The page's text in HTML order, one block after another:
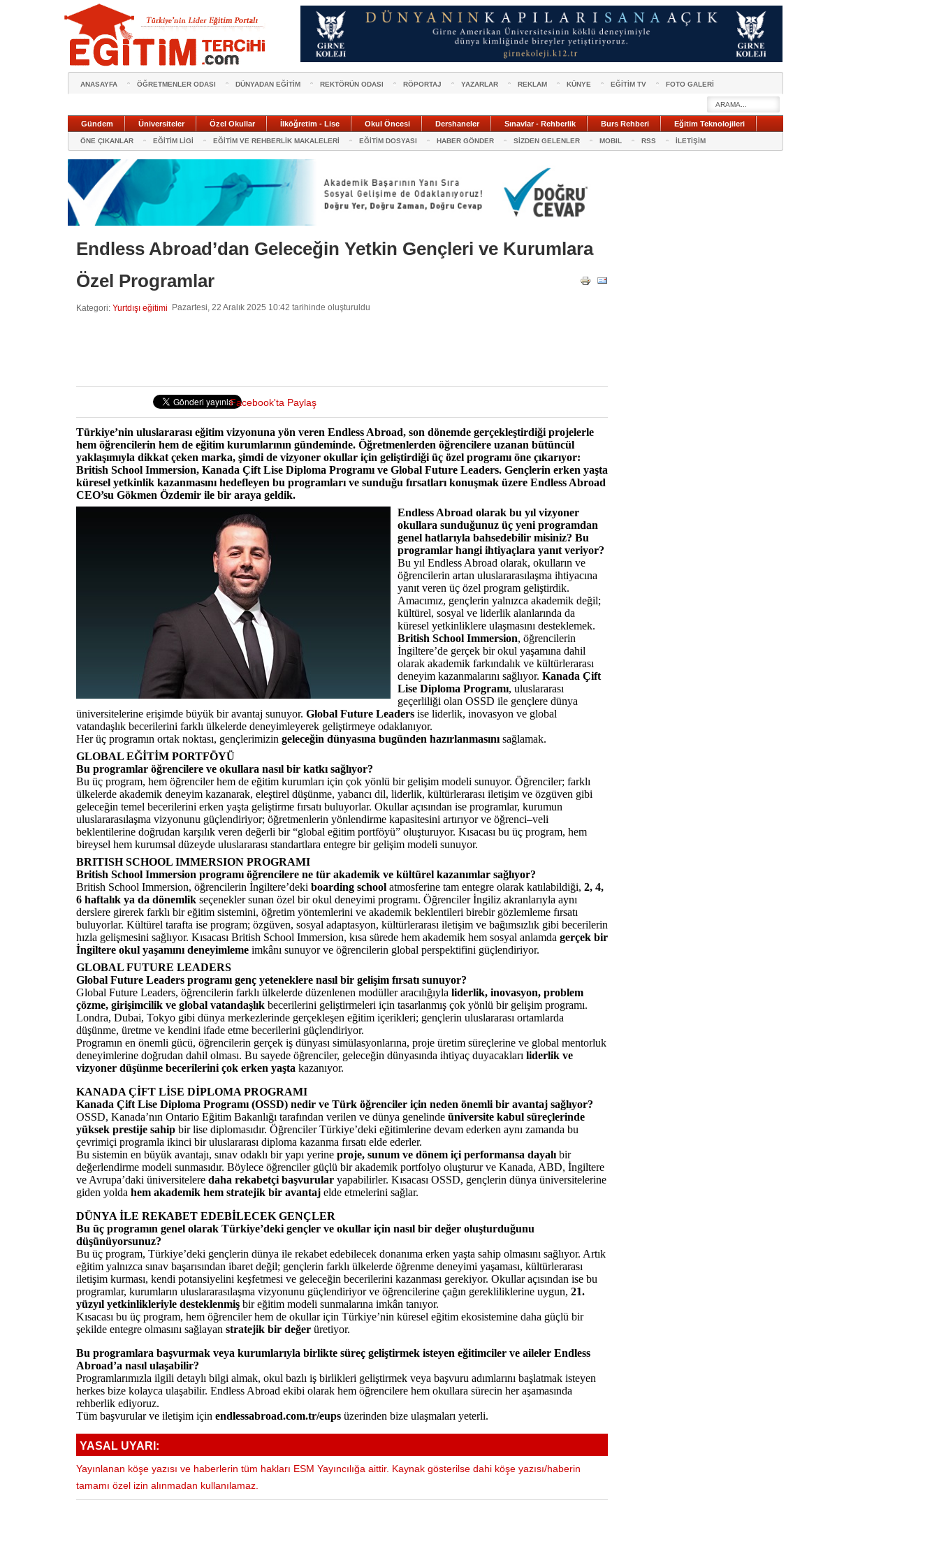
ANASAYFA ÖĞRETMENLER ODASI DÜNYADAN EĞİTİM REKTÖRÜN ODASI RÖPORTAJ YAZARLAR REKLAM KÜNYE EĞİTİM TV FOTO GALERİ
Gündem Üniversiteler Özel Okullar İlköğretim - Lise Okul Öncesi Dershaneler Sınavlar - Rehberlik Burs Rehberi Eğitim Teknolojileri
ÖNE ÇIKANLAR EĞİTİM LİGİ EĞİTİM VE REHBERLİK MAKALELERİ EĞİTİM DOSYASI HABER GÖNDER SİZDEN GELENLER MOBIL RSS İLETİŞİM
Endless Abroad’dan Geleceğin Yetkin Gençleri ve Kurumlara
Özel Programlar
Kategori: Yurtdışı eğitimi Pazartesi, 22 Aralık 2025 10:42 tarihinde oluşturuldu
Facebook'ta Paylaş
Türkiye’nin uluslararası eğitim vizyonuna yön veren Endless Abroad, son dönemde gerçekleştirdiği projelerle
hem öğrencilerin hem de eğitim kurumlarının gündeminde. Öğretmenlerden öğrencilere uzanan bütüncül
yaklaşımıyla dikkat çeken marka, şimdi de vizyoner okullar için geliştirdiği üç özel programı öne çıkarıyor:
British School Immersion, Kanada Çift Lise Diploma Programı ve Global Future Leaders. Gençlerin erken yaşta
küresel yetkinlik kazanmasını hedefleyen bu programları ve sunduğu fırsatları konuşmak üzere Endless Abroad
CEO’su Gökmen Özdemir ile bir araya geldik.
Endless Abroad olarak bu yıl vizyoner
okullara sunduğunuz üç yeni programdan
genel hatlarıyla bahsedebilir misiniz? Bu
programlar hangi ihtiyaçlara yanıt veriyor?
Bu yıl Endless Abroad olarak, okulların ve
öğrencilerin artan uluslararasılaşma ihtiyacına
yanıt veren üç özel program geliştirdik.
Amacımız, gençlerin yalnızca akademik değil;
kültürel, sosyal ve liderlik alanlarında da
küresel yetkinliklere ulaşmasını desteklemek.
British School Immersion, öğrencilerin
İngiltere’de gerçek bir okul yaşamına dahil
olarak akademik farkındalık ve kültürlerarası
deneyim kazanmalarını sağlıyor. Kanada Çift
Lise Diploma Programı, uluslararası
geçerliliği olan OSSD ile gençlere dünya
üniversitelerine erişimde büyük bir avantaj sunuyor. Global Future Leaders ise liderlik, inovasyon ve global
vatandaşlık becerilerini farklı ülkelerde deneyimleyerek geliştirmeye odaklanıyor.
Her üç programın ortak noktası, gençlerimizin geleceğin dünyasına bugünden hazırlanmasını sağlamak.
GLOBAL EĞİTİM PORTFÖYÜ
Bu programlar öğrencilere ve okullara nasıl bir katkı sağlıyor?
Bu üç program, hem öğrenciler hem de eğitim kurumları için çok yönlü bir gelişim modeli sunuyor. Öğrenciler; farklı
ülkelerde akademik deneyim kazanarak, eleştirel düşünme, yabancı dil, liderlik, kültürlerarası iletişim ve özgüven gibi
geleceğin temel becerilerini erken yaşta geliştirme fırsatı buluyorlar. Okullar açısından ise programlar, kurumun
uluslararasılaşma vizyonunu güçlendiriyor; öğretmenlerin yönlendirme kapasitesini artırıyor ve öğrenci–veli
beklentilerine doğrudan karşılık veren değerli bir “global eğitim portföyü” oluşturuyor. Kısacası bu üç program, hem
bireysel hem kurumsal düzeyde uluslararası standartlara entegre bir gelişim modeli sunuyor.
BRITISH SCHOOL IMMERSION PROGRAMI
British School Immersion programı öğrencilere ne tür akademik ve kültürel kazanımlar sağlıyor?
British School Immersion, öğrencilerin İngiltere’deki boarding school atmosferine tam entegre olarak katılabildiği, 2, 4,
6 haftalık ya da dönemlik seçenekler sunan özel bir okul deneyimi programı. Öğrenciler İngiliz akranlarıyla aynı
derslere girerek farklı bir eğitim sistemini, öğretim yöntemlerini ve akademik beklentileri birebir gözlemleme fırsatı
buluyorlar. Kültürel tarafta ise program; özgüven, sosyal adaptasyon, kültürlerarası iletişim ve bağımsızlık gibi becerilerin
hızla gelişmesini sağlıyor. Kısacası British School Immersion, kısa sürede hem akademik hem sosyal anlamda gerçek bir
İngiltere okul yaşamını deneyimleme imkânı sunuyor ve öğrencilerin global perspektifini güçlendiriyor.
GLOBAL FUTURE LEADERS
Global Future Leaders programı genç yeteneklere nasıl bir gelişim fırsatı sunuyor?
Global Future Leaders, öğrencilerin farklı ülkelerde düzenlenen modüller aracılığıyla liderlik, inovasyon, problem
çözme, girişimcilik ve global vatandaşlık becerilerini geliştirmeleri için tasarlanmış çok yönlü bir gelişim programı.
Londra, Dubai, Tokyo gibi dünya merkezlerinde gerçekleşen eğitim içerikleri; gençlerin uluslararası ortamlarda
düşünme, üretme ve kendini ifade etme becerilerini güçlendiriyor.
Programın en önemli gücü, öğrencilerin gerçek iş dünyası simülasyonlarına, proje üretim süreçlerine ve global mentorluk
deneyimlerine doğrudan dahil olması. Bu sayede öğrenciler, geleceğin dünyasında ihtiyaç duyacakları liderlik ve
vizyoner düşünme becerilerini çok erken yaşta kazanıyor.
KANADA ÇİFT LİSE DİPLOMA PROGRAMI
Kanada Çift Lise Diploma Programı (OSSD) nedir ve Türk öğrenciler için neden önemli bir avantaj sağlıyor?
OSSD, Kanada’nın Ontario Eğitim Bakanlığı tarafından verilen ve dünya genelinde üniversite kabul süreçlerinde
yüksek prestije sahip bir lise diplomasıdır. Öğrenciler Türkiye’deki eğitimlerine devam ederken aynı zamanda bu
çevrimiçi programla ikinci bir uluslararası diploma kazanma fırsatı elde ederler.
Bu sistemin en büyük avantajı, sınav odaklı bir yapı yerine proje, sunum ve dönem içi performansa dayalı bir
değerlendirme modeli sunmasıdır. Böylece öğrenciler güçlü bir akademik portfolyo oluşturur ve Kanada, ABD, İngiltere
ve Avrupa’daki üniversitelere daha rekabetçi başvurular yapabilirler. Kısacası OSSD, gençlerin dünya üniversitelerine
giden yolda hem akademik hem stratejik bir avantaj elde etmelerini sağlar.
DÜNYA İLE REKABET EDEBİLECEK GENÇLER
Bu üç programın genel olarak Türkiye’deki gençler ve okullar için nasıl bir değer oluşturduğunu
düşünüyorsunuz?
Bu üç program, Türkiye’deki gençlerin dünya ile rekabet edebilecek donanıma erken yaşta sahip olmasını sağlıyor. Artık
eğitim yalnızca sınav başarısından ibaret değil; gençlerin farklı ülkelerde öğrenme deneyimi yaşaması, kültürlerarası
iletişim kurması, kendi potansiyelini keşfetmesi ve geleceğin becerilerini kazanması gerekiyor. Okullar açısından ise bu
programlar, kurumların uluslararasılaşma vizyonunu güçlendiriyor ve öğrencilerine çağın gerekliliklerine uygun, 21.
yüzyıl yetkinlikleriyle desteklenmiş bir eğitim modeli sunmalarına imkân tanıyor.
Kısacası bu üç program, hem öğrenciler hem de okullar için Türkiye’nin küresel eğitim ekosistemine daha güçlü bir
şekilde entegre olmasını sağlayan stratejik bir değer üretiyor.
Bu programlara başvurmak veya kurumlarıyla birlikte süreç geliştirmek isteyen eğitimciler ve aileler Endless
Abroad’a nasıl ulaşabilir?
Programlarımızla ilgili detaylı bilgi almak, okul bazlı iş birlikleri geliştirmek veya başvuru adımlarını başlatmak isteyen
herkes bize kolayca ulaşabilir. Endless Abroad ekibi olarak hem öğrencilere hem okullara sürecin her aşamasında
rehberlik ediyoruz.
Tüm başvurular ve iletişim için endlessabroad.com.tr/eups üzerinden bize ulaşmaları yeterli.
YASAL UYARI:
Yayınlanan köşe yazısı ve haberlerin tüm hakları ESM Yayıncılığa aittir. Kaynak gösterilse dahi köşe yazısı/haberin
tamamı özel izin alınmadan kullanılamaz.